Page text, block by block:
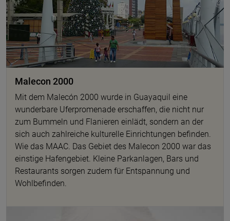
Malecon 2000
Mit dem Malecón 2000 wurde in Guayaquil eine
wunderbare Uferpromenade erschaffen, die nicht nur
zum Bummeln und Flanieren einlädt, sondern an der
sich auch zahlreiche kulturelle Einrichtungen befinden.
Wie das MAAC. Das Gebiet des Malecon 2000 war das
einstige Hafengebiet. Kleine Parkanlagen, Bars und
Restaurants sorgen zudem für Entspannung und
Wohlbefinden.